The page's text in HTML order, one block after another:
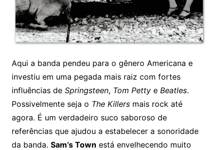
Aqui a banda pendeu para o gênero Americana e
investiu em uma pegada mais raiz com fortes
influências de Springsteen, Tom Pettye Beatles.
Possivelmente seja o The Killersmais rock até
agora. É um verdadeiro suco saboroso de
referências que ajudou a estabelecer a sonoridade
da banda. Sam’s Town está envelhecendo muito